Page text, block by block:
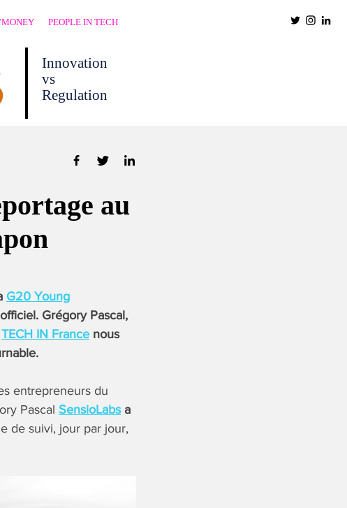
PEOPLE IN TECH
Innovation
vs
Regulation
au
G20 Young
Grégory Pascal,
TECH IN France nous
entrepreneurs du
Pascal SensioLabsa
de suivi, jour par jour,